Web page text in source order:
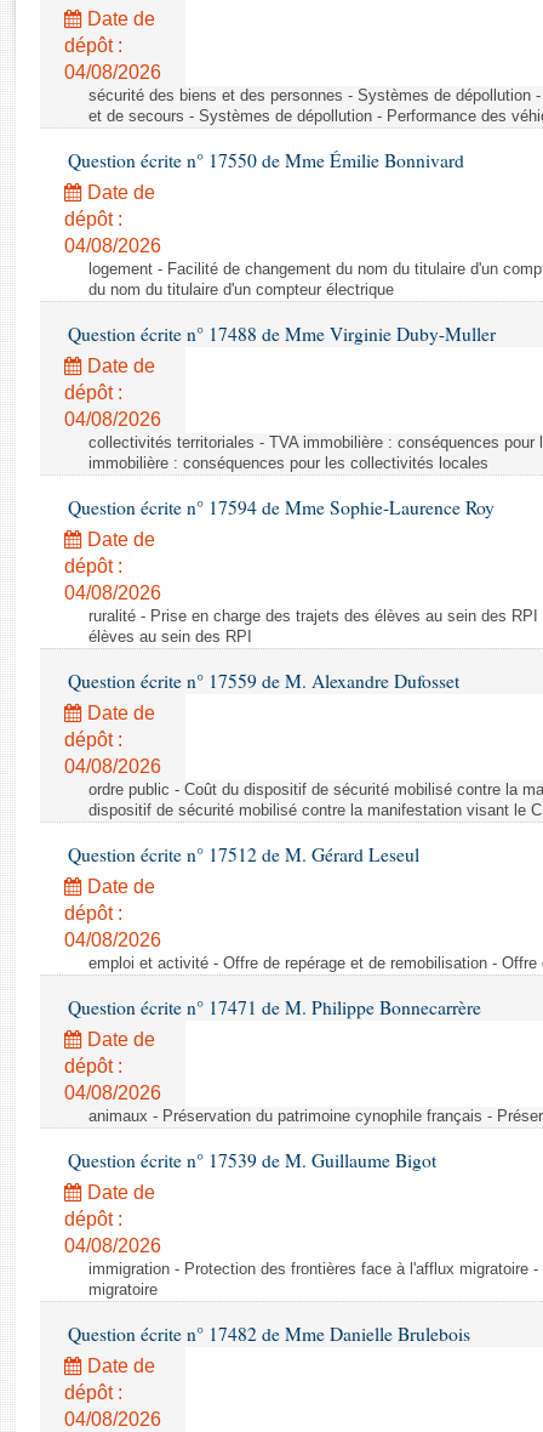
Rapports législatifs
Rapports sur l'application des lois
Baromètre de l’application des lois
Dossiers législatifs
Budget et sécurité sociale
Questions écrites et orales
Comptes rendus des débats
Date de
dépôt :
04/08/2026
sécurité des biens et des personnes - Systèmes de dépollution
et de secours - Systèmes de dépollution - Performance des
Question écrite n° 17550 de Mme Émilie Bonnivard
Date de
dépôt :
04/08/2026
logement - Facilité de changement du nom du titulaire d'un
du nom du titulaire d'un compteur électrique
Question écrite n° 17488 de Mme Virginie Duby-Muller
Date de
dépôt :
04/08/2026
collectivités territoriales - TVA immobilière : conséquences
immobilière : conséquences pour les collectivités locales
Question écrite n° 17594 de Mme Sophie-Laurence Roy
Date de
dépôt :
04/08/2026
ruralité - Prise en charge des trajets des élèves au sein des
élèves au sein des RPI
Question écrite n° 17559 de M. Alexandre Dufosset
Date de
dépôt :
04/08/2026
ordre public - Coût du dispositif de sécurité mobilisé contre la
dispositif de sécurité mobilisé contre la manifestation visant le
Question écrite n° 17512 de M. Gérard Leseul
Date de
dépôt :
04/08/2026
emploi et activité - Offre de repérage et de remobilisation -
Question écrite n° 17471 de M. Philippe Bonnecarrère
Date de
dépôt :
04/08/2026
animaux - Préservation du patrimoine cynophile français -
Question écrite n° 17539 de M. Guillaume Bigot
Date de
dépôt :
04/08/2026
immigration - Protection des frontières face à l'afflux migratoire
migratoire
Question écrite n° 17482 de Mme Danielle Brulebois
Date de
dépôt :
04/08/2026